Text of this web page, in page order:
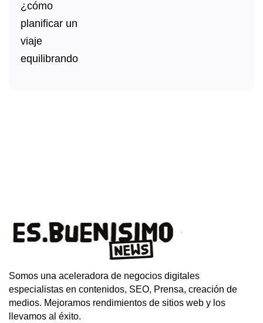
Somos una aceleradora de negocios digitales
especialistas en contenidos, SEO, Prensa, creación de
medios. Mejoramos rendimientos de sitios web y los
llevamos al éxito.